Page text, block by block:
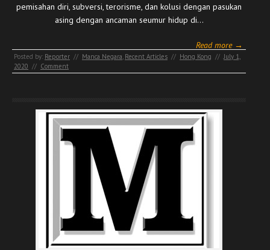
pemisahan diri, subversi, terorisme, dan kolusi dengan pasukan
asing dengan ancaman seumur hidup di…
Read more →
Posted by: Reporter // Manca Negara Recent Articles // Hong Kong // July 1,
2020 // Comment